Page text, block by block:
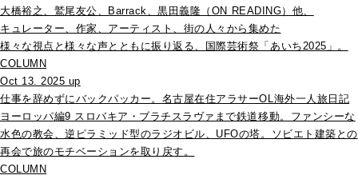
大橋裕之、鷲尾友公、Barrack、黒田義隆（ON READING）他、
キュレーター、作家、アーティスト、街の人々から集めた
様々な視点と様々な声とともに振り返る、国際芸術祭「あいち2025」。
COLUMN
Oct 13. 2025 up
仕事を辞めずにバックパッカー。名古屋在住アラサーOL海外一人旅日記
ヨーロッパ編9 スロバキア・ブラチスラヴァまで鉄道移動。ファンシーな
水色の教会、逆ピラミッド型のラジオビル、UFOの塔。ソビエト建築との
再会で旅のモチベーションを取り戻す。
COLUMN